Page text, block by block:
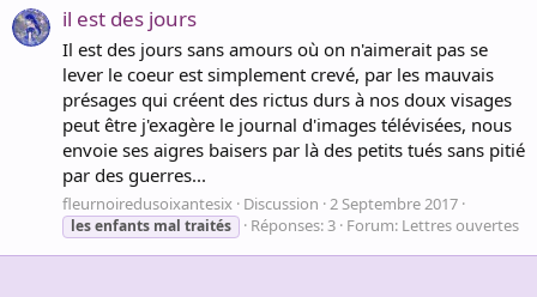
il est des jours
Il est des jours sans amours où on n'aimerait pas se
lever le coeur est simplement crevé, par les mauvais
présages qui créent des rictus durs à nos doux visages
peut être j'exagère le journal d'images télévisées, nous
envoie ses aigres baisers par là des petits tués sans pitié
par des guerres...
fleurnoiredusoixantesix Discussion 2 Septembre 2017
lesenfants mal traités Réponses: 3 Forum: Lettres ouvertes